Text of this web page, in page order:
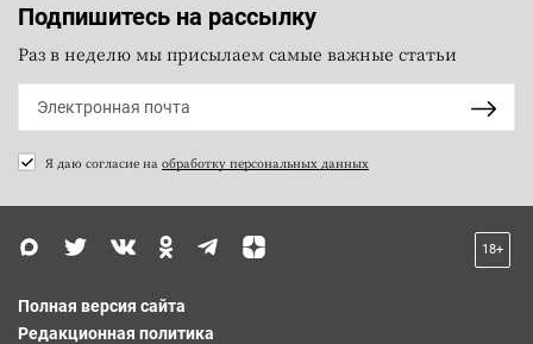
Подпишитесь на рассылку
Раз в неделю мы присылаем самые важные статьи
Я даю согласие на обработку персональных данных
18+
Полная версия сайта
Редакционная политика